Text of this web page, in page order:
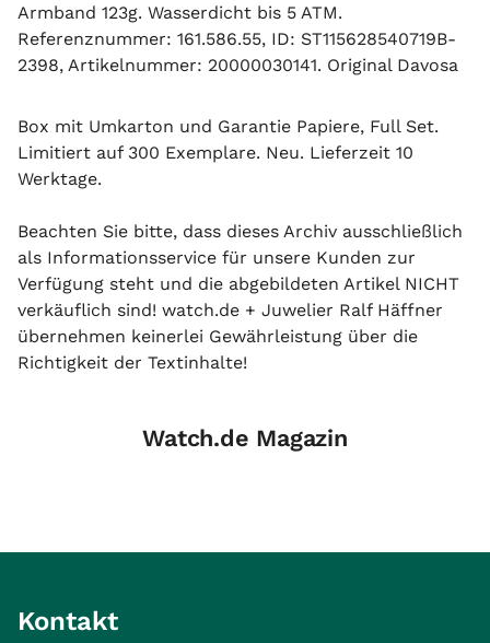
Armband 123g. Wasserdicht bis 5 ATM.
Referenznummer: 161.586.55, ID: ST115628540719B-
2398, Artikelnummer: 20000030141. Original Davosa
Box mit Umkarton und Garantie Papiere, Full Set.
Limitiert auf 300 Exemplare. Neu. Lieferzeit 10
Werktage.
Beachten Sie bitte, dass dieses Archiv ausschließlich
als Informationsservice für unsere Kunden zur
Verfügung steht und die abgebildeten Artikel NICHT
verkäuflich sind! watch.de + Juwelier Ralf Häffner
übernehmen keinerlei Gewährleistung über die
Richtigkeit der Textinhalte!
Watch.de Magazin
Kontakt